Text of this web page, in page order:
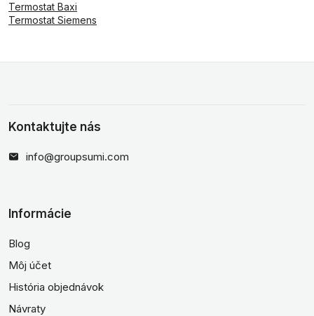
Termostat Baxi
Termostat Siemens
Kontaktujte nás
info@groupsumi.com
Informácie
Blog
Môj účet
História objednávok
Návraty